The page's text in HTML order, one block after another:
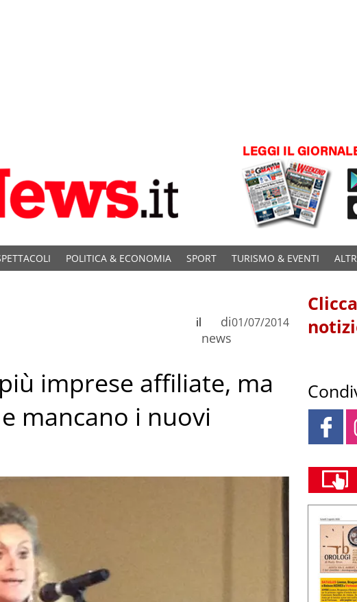
POLITICA & ECONOMIA SPORT TURISMO & EVENTI
di
news
il 01/07/2014
imprese affiliate, ma
mancano i nuovi